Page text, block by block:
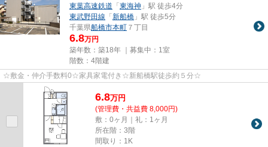
東葉高速鉄道 「 東海神 」駅 徒歩4分
東武野田線 「 新船橋 」駅 徒歩5分
千葉県船橋市本町 ７丁目
6.8万円
築年数：築18年 ｜募集中： 1室
階数：4階建
☆敷金・仲介手数料0☆家具家電付き☆新船橋駅徒歩約５分☆
6.8万円
(管理費・共益費 8,000円)
敷：0ヶ月｜礼：1ヶ月
所在階：3階
間取り：1K